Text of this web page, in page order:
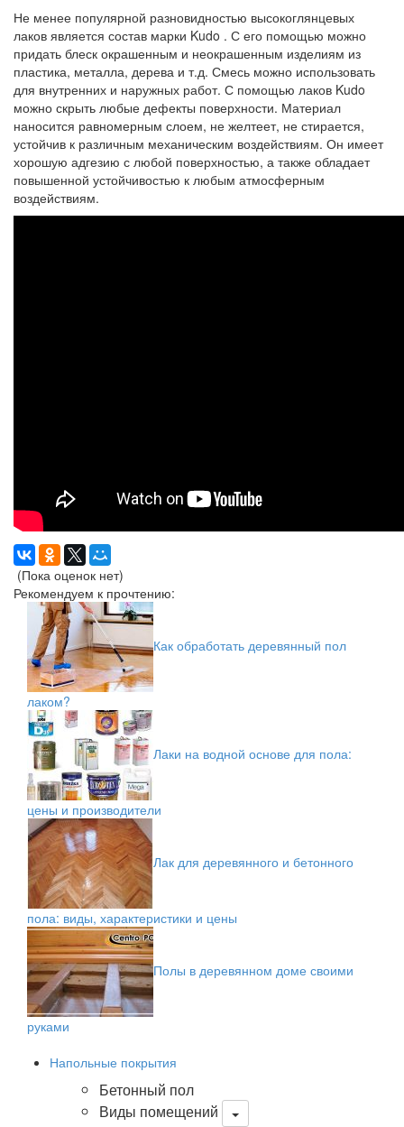
Не менее популярной разновидностью высокоглянцевых
лаков является состав марки Kudo . С его помощью можно
придать блеск окрашенным и неокрашенным изделиям из
пластика, металла, дерева и т.д. Смесь можно использовать
для внутренних и наружных работ. С помощью лаков Kudo
можно скрыть любые дефекты поверхности. Материал
наносится равномерным слоем, не желтеет, не стирается,
устойчив к различным механическим воздействиям. Он имеет
хорошую адгезию с любой поверхностью, а также обладает
повышенной устойчивостью к любым атмосферным
воздействиям.
(Пока оценок нет)
Рекомендуем к прочтению:
Как обработать деревянный пол
лаком?
Лаки на водной основе для пола:
цены и производители
Лак для деревянного и бетонного
пола: виды, характеристики и цены
Полы в деревянном доме своими
руками
Напольные покрытия
Бетонный пол
Виды помещений